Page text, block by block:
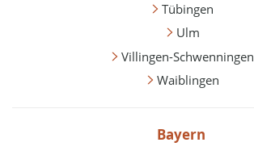
Tübingen
Ulm
Villingen-Schwenningen
Waiblingen
Bayern